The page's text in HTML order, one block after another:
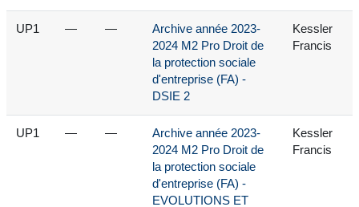
UP1 — —
Archive année 2023-
2024 M2 Pro Droit de
la protection sociale
d'entreprise (FA) -
DSIE 2
Kessler
Francis
UP1 — —
Archive année 2023-
2024 M2 Pro Droit de
la protection sociale
d'entreprise (FA) -
EVOLUTIONS ET
Kessler
Francis